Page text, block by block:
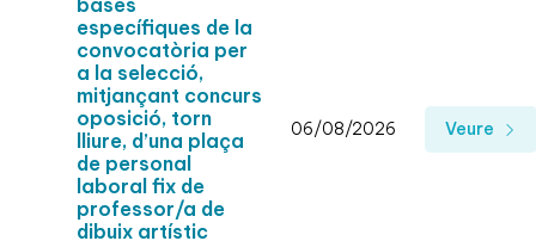
bases
específiques de la
convocatòria per
a la selecció,
mitjançant concurs
oposició, torn
lliure, d’una plaça
de personal
laboral fix de
professor/a de
dibuix artístic
06/08/2026 Veure